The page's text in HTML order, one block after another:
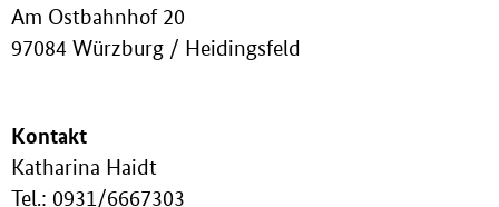
Am Ostbahnhof 20
97084 Würzburg / Heidingsfeld
Kontakt
Katharina Haidt
Tel.: 0931/6667303